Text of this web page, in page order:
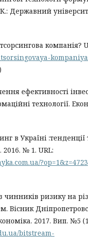
Державний
компанія?
ефективності
технології.
в Україні :тенденції
№ 1. URL:
?op=1&z=4723
ризику на
Вісник
2017. Вип. №5
bitstream-